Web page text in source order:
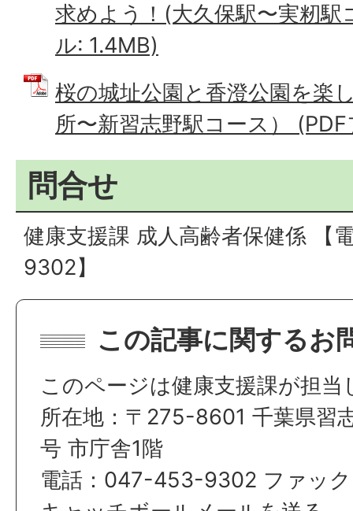
求めよう！(大久保駅〜実籾駅
ル: 1.4MB)
桜の城址公園と香澄公園を楽
所〜新習志野駅コース）
問合せ
健康支援課 成人高齢者保健係 【
9302】
この記事に関するお
このページは健康支援課が担当
所在地：〒275-8601 千葉県習
号 市庁舎1階
電話：047-453-9302 ファッ